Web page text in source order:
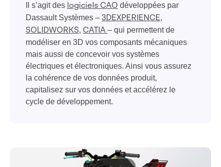
Il s’agit des logiciels CAO développées par
Dassault Systèmes – 3DEXPERIENCE,
SOLIDWORKS, CATIA – qui permettent de
modéliser en 3D vos composants mécaniques
mais aussi de concevoir vos systèmes
électriques et électroniques. Ainsi vous assurez
la cohérence de vos données produit,
capitalisez sur vos données et accélérez le
cycle de développement.